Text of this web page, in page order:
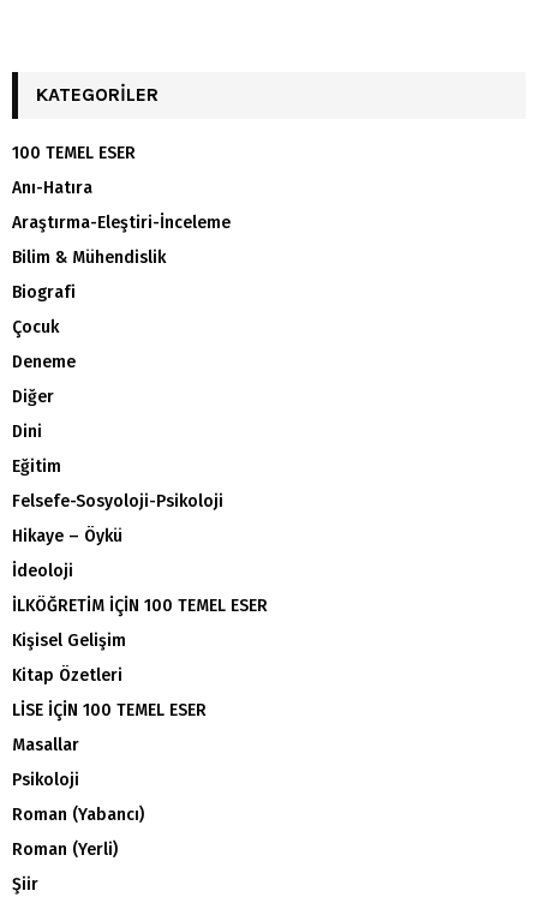
KATEGORILER
100 TEMEL ESER
Anı-Hatıra
Araştırma-Eleştiri-İnceleme
Bilim & Mühendislik
Biografi
Çocuk
Deneme
Diğer
Dini
Eğitim
Felsefe-Sosyoloji-Psikoloji
Hikaye – Öykü
İdeoloji
İLKÖĞRETİM İÇİN 100 TEMEL ESER
Kişisel Gelişim
Kitap Özetleri
LİSE İÇİN 100 TEMEL ESER
Masallar
Psikoloji
Roman (Yabancı)
Roman (Yerli)
Şiir